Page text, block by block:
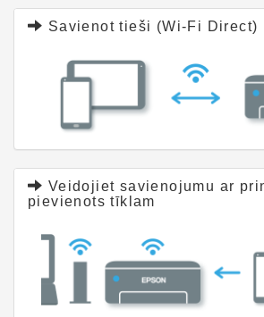
Savienot tieši (Wi-Fi Direct)
Veidojiet savienojumu ar
pievienots tīklam